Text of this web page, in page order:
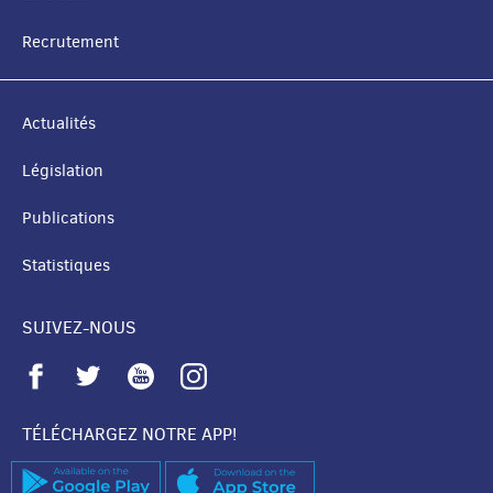
Haut si 15 Pompjeeë vum CGDIS mat 5 Gefierer an
vun de Bëschbränn z’ënnerstëtzen. Dëse Groupe d’appui
d’Stied ronderëm d’Bëschbränn ze schützen, ass duerch e
der ziviller Sécherheet entstanen. Dëst ass eng Première a
tëschent Rettungsdéngschter an der Groussregioun duer.
soutenir, aux côtés de leurs collègues français du SDIS57,
les pompiers locaux dans la lutte contre les feux de forêt.
Ce groupe d’appui feu urbain mixte, principalement
des feux de forêt, a été créé dans le cadre d’un accord
bilatéral de coopération dans le domaine de la sécurité
civile. Il s’agit d’une première et d’un bel exemple de
Recrutement
Actualités
Législation
Publications
Statistiques
SUIVEZ-NOUS
TÉLÉCHARGEZ NOTRE APP!